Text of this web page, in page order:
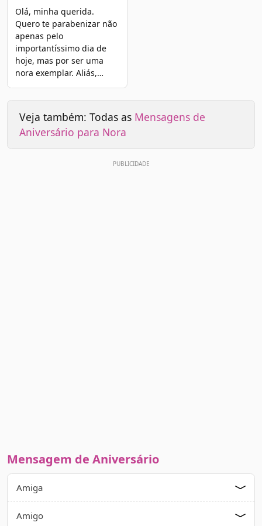
Olá, minha querida.
Quero te parabenizar não
apenas pelo
importantíssimo dia de
hoje, mas por ser uma
nora exemplar. Aliás,…
Veja também: Todas as Mensagens de
Aniversário para Nora
Mensagem de Aniversário
Amiga
Amigo